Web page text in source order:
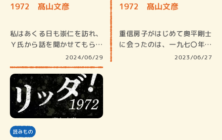
1972 髙山文彦
私はあくる日も崇仁を訪れ、
Ｙ氏から話を聞かせてもらっ
2024/06/29
1972 髙山文彦
重信房子がはじめて奥平剛士
に会ったのは、一九七〇年の
2023/06/27
読みもの